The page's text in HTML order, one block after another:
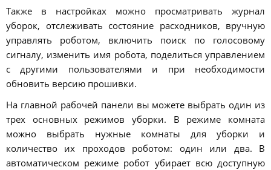
Также в настройках можно просматривать журнал
уборок, отслеживать состояние расходников, вручную
управлять роботом, включить поиск по голосовому
сигналу, изменить имя робота, поделиться управлением
с другими пользователями и при необходимости
обновить версию прошивки.
На главной рабочей панели вы можете выбрать один из
трех основных режимов уборки. В режиме комната
можно выбрать нужные комнаты для уборки и
количество их проходов роботом: один или два. В
автоматическом режиме робот убирает всю доступную